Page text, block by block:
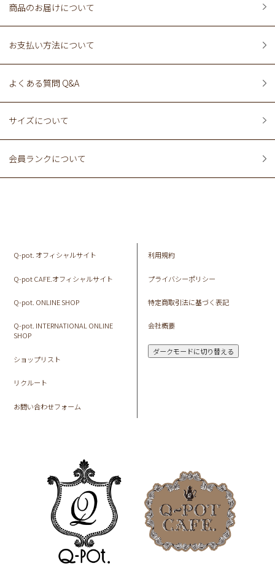
商品のお届けについて
お支払い方法について
よくある質問 Q&A
サイズについて
会員ランクについて
Q-pot. オフィシャルサイト
Q-pot CAFE.オフィシャルサイト
Q-pot. ONLINE SHOP
Q-pot. INTERNATIONAL ONLINE
SHOP
ショップリスト
リクルート
お問い合わせフォーム
利用規約
プライバシーポリシー
特定商取引法に基づく表記
会社概要
ダークモードに切り替える